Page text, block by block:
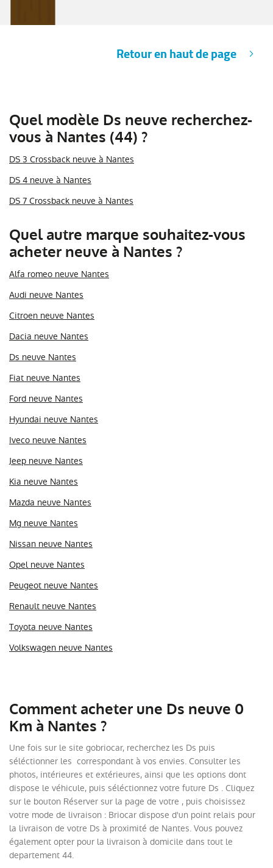
Retour en haut de page
Quel modèle Ds neuve recherchez-
vous à Nantes (44) ?
DS 3 Crossback neuve à Nantes
DS 4 neuve à Nantes
DS 7 Crossback neuve à Nantes
Quel autre marque souhaitez-vous
acheter neuve à Nantes ?
Alfa romeo neuve Nantes
Audi neuve Nantes
Citroen neuve Nantes
Dacia neuve Nantes
Ds neuve Nantes
Fiat neuve Nantes
Ford neuve Nantes
Hyundai neuve Nantes
Iveco neuve Nantes
Jeep neuve Nantes
Kia neuve Nantes
Mazda neuve Nantes
Mg neuve Nantes
Nissan neuve Nantes
Opel neuve Nantes
Peugeot neuve Nantes
Renault neuve Nantes
Toyota neuve Nantes
Volkswagen neuve Nantes
Comment acheter une Ds neuve 0
Km à Nantes ?
Une fois sur le site gobriocar, recherchez les Ds puis
séléctionner les correspondant à vos envies. Consulter les
photos, intérieures et extérieures, ainsi que les options dont
dispose le véhicule, puis séléctionnez votre future Ds . Cliquez
sur le bouton Réserver sur la page de votre , puis choisissez
votre mode de livraison : Briocar dispose d'un point relais pour
la livraison de votre Ds à proximité de Nantes. Vous pouvez
également opter pour la livraison à domicile dans tout le
departement 44.